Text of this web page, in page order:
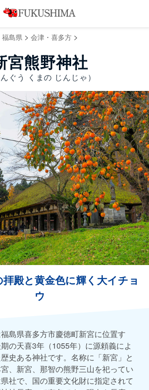
福島県 > 会津・喜多方 >
宮熊野神社
んぐう くまの じんじゃ）
殿と黄金色に輝く大イチョ
ウ
島県喜多方市慶徳町新宮に位置す
の天喜3年（1055年）に源頼義によ
史ある神社です。名称に「新宮」と
、新宮、那智の熊野三山を祀ってい
社で、国の重要文化財に指定されて